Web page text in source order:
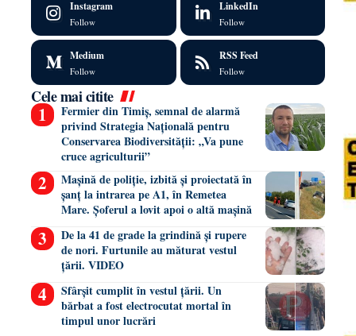
Instagram
Follow
LinkedIn
Follow
Medium
Follow
RSS Feed
Follow
Cele mai citite
Fermier din Timiș, semnal de alarmă
privind Strategia Națională pentru
Conservarea Biodiversității: „Va pune
cruce agriculturii”
Mașină de poliție, izbită și proiectată în
șanț la intrarea pe A1, în Remetea
Mare. Șoferul a lovit apoi o altă mașină
De la 41 de grade la grindină și rupere
de nori. Furtunile au măturat vestul
țării. VIDEO
Sfârșit cumplit în vestul țării. Un
bărbat a fost electrocutat mortal în
timpul unor lucrări